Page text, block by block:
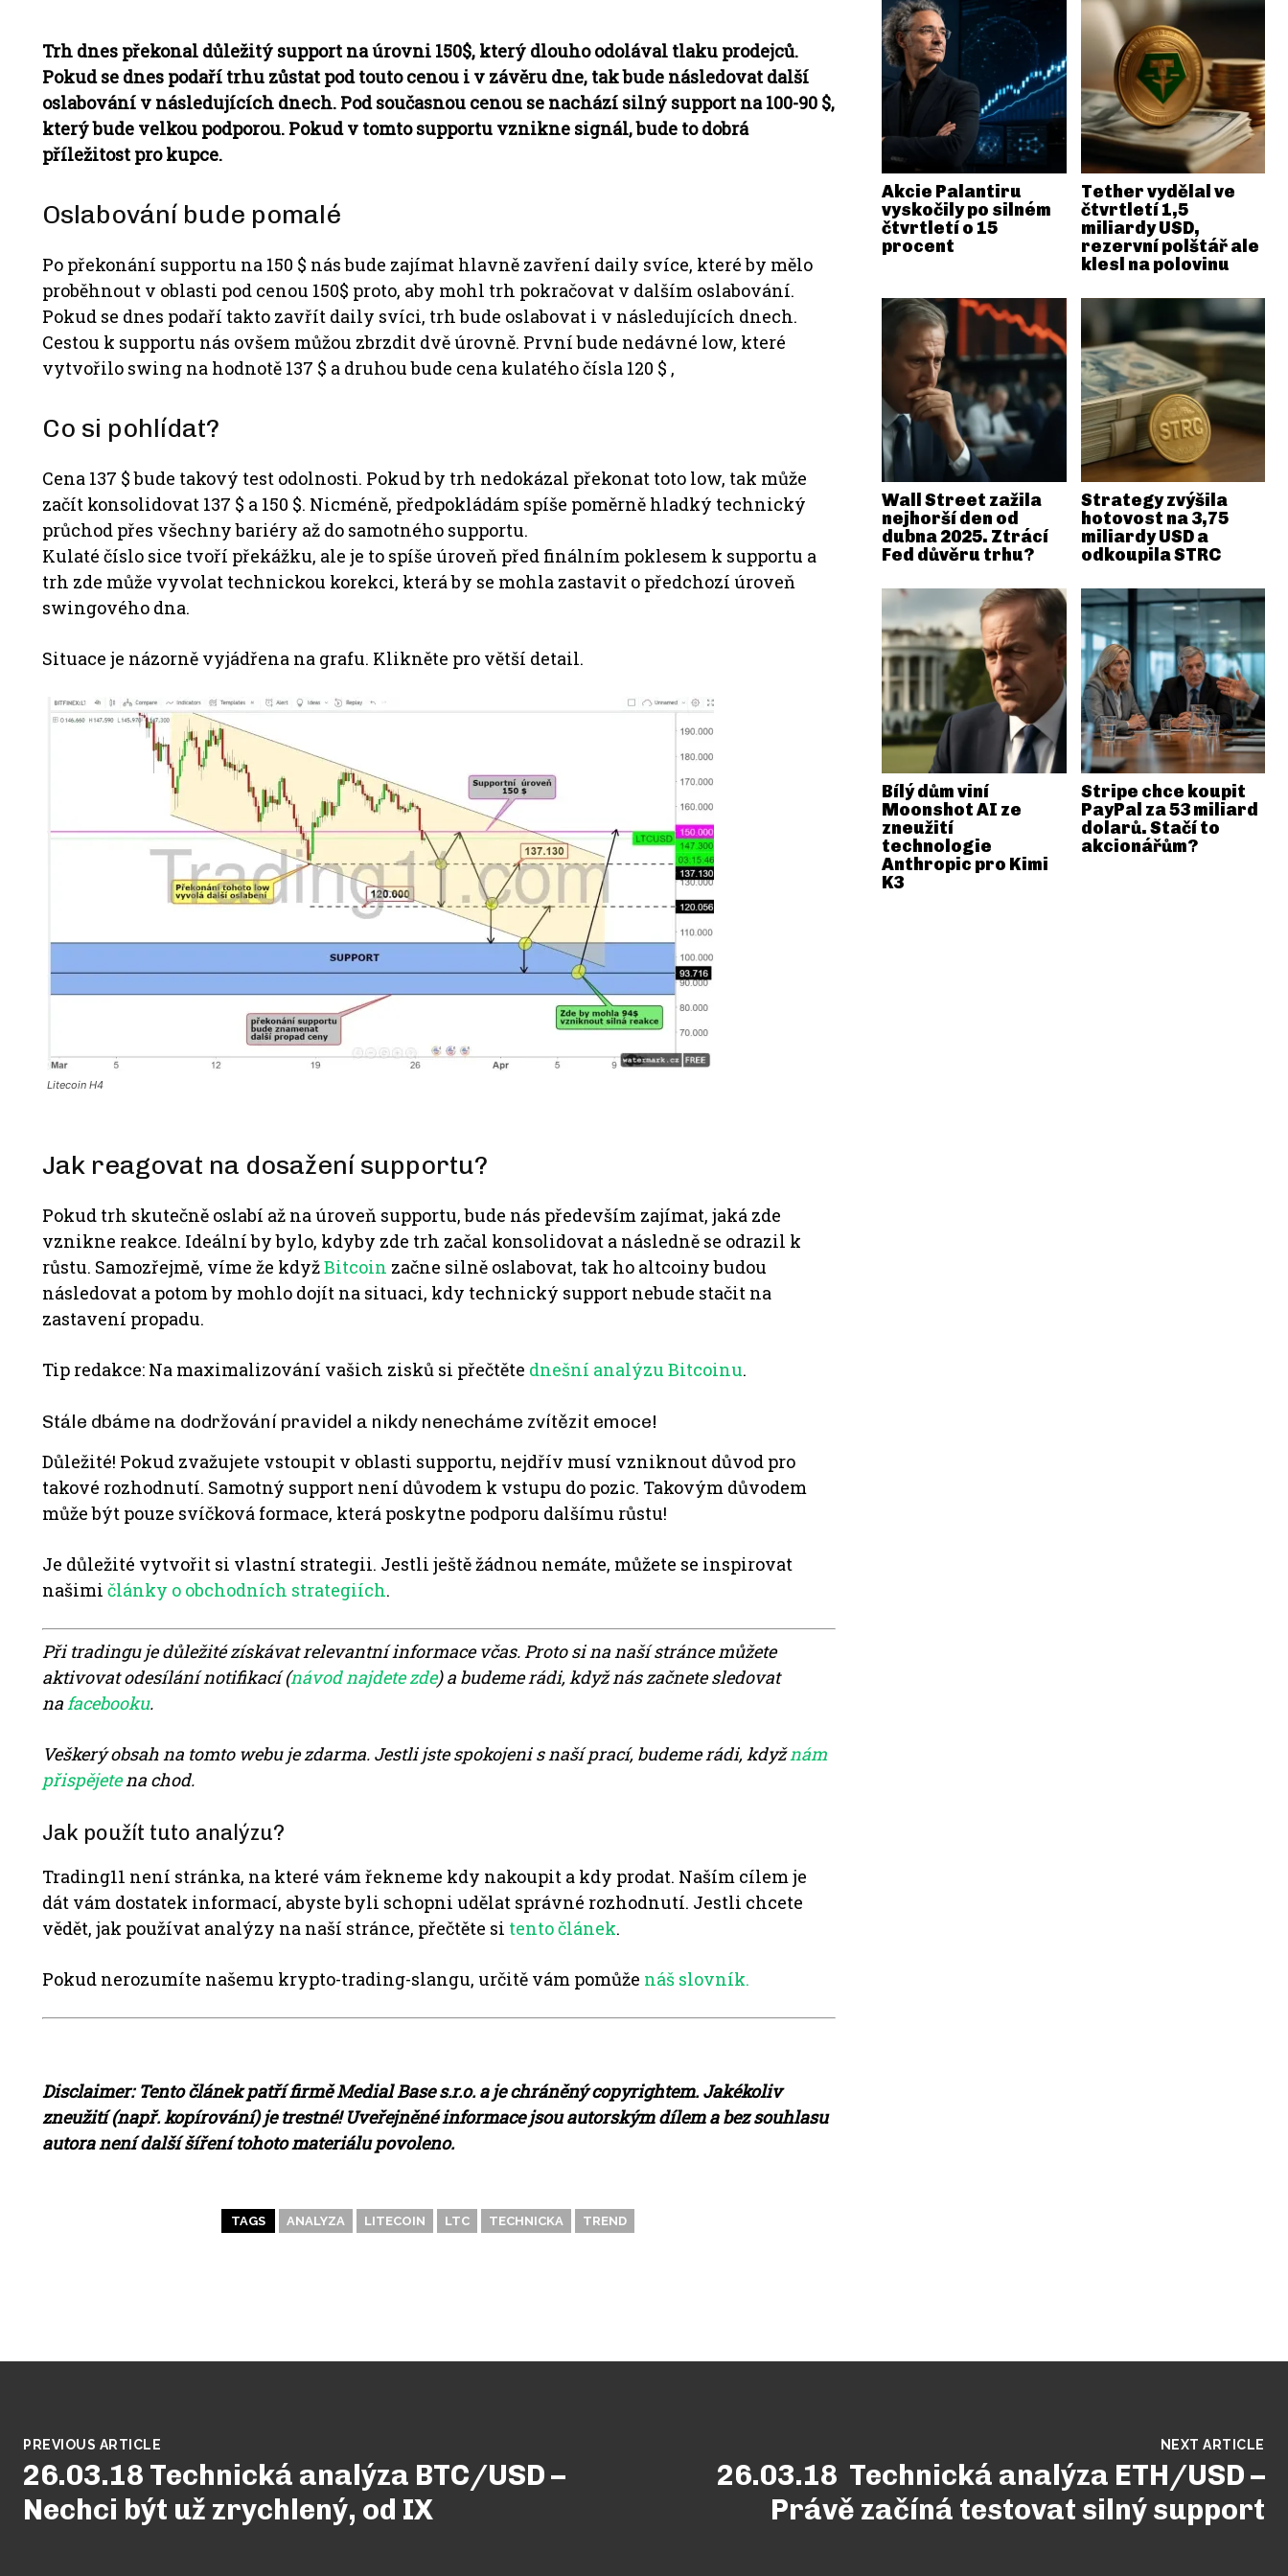
Trh dnes překonal důležitý support na úrovni 150$, který dlouho odolával tlaku prodejců.
Pokud se dnes podaří trhu zůstat pod touto cenou i v závěru dne, tak bude následovat další
oslabování v následujících dnech. Pod současnou cenou se nachází silný support na 100-90 $,
který bude velkou podporou. Pokud v tomto supportu vznikne signál, bude to dobrá
příležitost pro kupce.
Oslabování bude pomalé
Po překonání supportu na 150 $ nás bude zajímat hlavně zavření daily svíce, které by mělo
proběhnout v oblasti pod cenou 150$ proto, aby mohl trh pokračovat v dalším oslabování.
Pokud se dnes podaří takto zavřít daily svíci, trh bude oslabovat i v následujících dnech.
Cestou k supportu nás ovšem můžou zbrzdit dvě úrovně. První bude nedávné low, které
vytvořilo swing na hodnotě 137 $ a druhou bude cena kulatého čísla 120 $ ,
Co si pohlídat?
Cena 137 $ bude takový test odolnosti. Pokud by trh nedokázal překonat toto low, tak může
začít konsolidovat 137 $ a 150 $. Nicméně, předpokládám spíše poměrně hladký technický
průchod přes všechny bariéry až do samotného supportu.
Kulaté číslo sice tvoří překážku, ale je to spíše úroveň před finálním poklesem k supportu a
trh zde může vyvolat technickou korekci, která by se mohla zastavit o předchozí úroveň
swingového dna.
Situace je názorně vyjádřena na grafu. Klikněte pro větší detail.
Litecoin H4
Jak reagovat na dosažení supportu?
Pokud trh skutečně oslabí až na úroveň supportu, bude nás především zajímat, jaká zde
vznikne reakce. Ideální by bylo, kdyby zde trh začal konsolidovat a následně se odrazil k
růstu. Samozřejmě, víme že kdyžBitcoin začne silně oslabovat, tak ho altcoiny budou
následovat a potom by mohlo dojít na situaci, kdy technický support nebude stačit na
zastavení propadu.
Tip redakce: Na maximalizování vašich zisků si přečtěte dnešní analýzu Bitcoinu.
Stále dbáme na dodržování pravidel a nikdy nenecháme zvítězit emoce!
Důležité! Pokud zvažujete vstoupit v oblasti supportu, nejdřív musí vzniknout důvod pro
takové rozhodnutí. Samotný support není důvodem k vstupu do pozic. Takovým důvodem
může být pouze svíčková formace, která poskytne podporu dalšímu růstu!
Je důležité vytvořit si vlastní strategii. Jestli ještě žádnou nemáte, můžete se inspirovat
našimi články o obchodních strategiích.
Při tradingu je důležité získávat relevantní informace včas. Proto si na naší stránce můžete
aktivovat odesílání notifikací (návod najdete zde) a budeme rádi, když nás začnete sledovat
nafacebooku.
Veškerý obsah na tomto webu je zdarma. Jestli jste spokojeni s naší prací, budeme rádi, kdyžnám
přispějetena chod.
Jak použít tuto analýzu?
Trading11 není stránka, na které vám řekneme kdy nakoupit a kdy prodat. Naším cílem je
dát vám dostatek informací, abyste byli schopni udělat správné rozhodnutí. Jestli chcete
vědět, jak používat analýzy na naší stránce, přečtěte si tento článek.
Pokud nerozumíte našemu krypto-trading-slangu, určitě vám pomůže náš slovník.
Disclaimer: Tento článek patří firmě Medial Base s.r.o. a je chráněný copyrightem. Jakékoliv
zneužití (např. kopírování) je trestné!Uveřejněné informace jsou autorským dílem a bez souhlasu
autora není další šíření tohoto materiálu povoleno.
TAGS ANALYZA LITECOIN LTC TECHNICKA TREND
Akcie Palantiru
vyskočily po silném
čtvrtletí o 15
procent
Tether vydělal ve
čtvrtletí 1,5
miliardy USD,
rezervní polštář ale
klesl na polovinu
Wall Street zažila
nejhorší den od
dubna 2025. Ztrácí
Fed důvěru trhu?
Strategy zvýšila
hotovost na 3,75
miliardy USD a
odkoupila STRC
Bílý dům viní
Moonshot AI ze
zneužití
technologie
Anthropic pro Kimi
K3
Stripe chce koupit
PayPal za 53 miliard
dolarů. Stačí to
akcionářům?
PREVIOUS ARTICLE
26.03.18 Technická analýza BTC/USD –
Nechci být už zrychlený, od IX
NEXT ARTICLE
26.03.18 Technická analýza ETH/USD –
Právě začíná testovat silný support